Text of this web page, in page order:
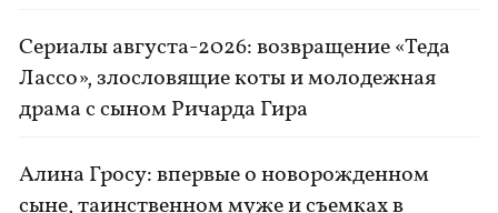
Сериалы августа-2026: возвращение «Теда
Лассо», злословящие коты и молодежная
драма с сыном Ричарда Гира
Алина Гросу: впервые о новорожденном
сыне, таинственном муже и съемках в